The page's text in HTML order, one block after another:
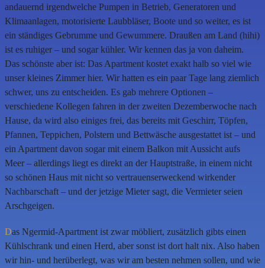
andauernd irgendwelche Pumpen in Betrieb, Generatoren und
Klimaanlagen, motorisierte Laubbläser, Boote und so weiter, es ist
ein ständiges Gebrumme und Gewummere. Draußen am Land (hihi)
ist es ruhiger – und sogar kühler. Wir kennen das ja von daheim.
Das schönste aber ist: Das Apartment kostet exakt halb so viel wie
unser kleines Zimmer hier. Wir hatten es ein paar Tage lang ziemlich
schwer, uns zu entscheiden. Es gab mehrere Optionen –
verschiedene Kollegen fahren in der zweiten Dezemberwoche nach
Hause, da wird also einiges frei, das bereits mit Geschirr, Töpfen,
Pfannen, Teppichen, Polstern und Bettwäsche ausgestattet ist – und
ein Apartment davon sogar mit einem Balkon mit Aussicht aufs
Meer – allerdings liegt es direkt an der Hauptstraße, in einem nicht
so schönen Haus mit nicht so vertrauenserweckend wirkender
Nachbarschaft – und der jetzige Mieter sagt, die Vermieter seien
Arschgeigen.
Das Ngermid-Apartment ist zwar möbliert, zusätzlich gibts einen
Kühlschrank und einen Herd, aber sonst ist dort halt nix. Also haben
wir hin- und herüberlegt, was wir am besten nehmen sollen, und wie